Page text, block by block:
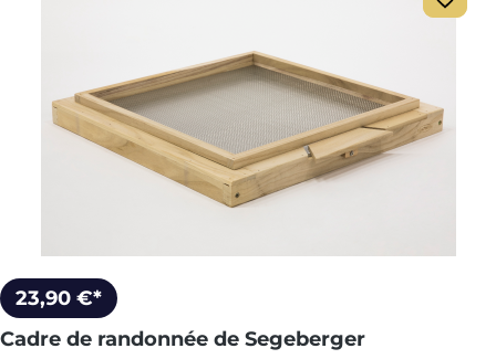
23,90 €*
Cadre de randonnée de Segeberger